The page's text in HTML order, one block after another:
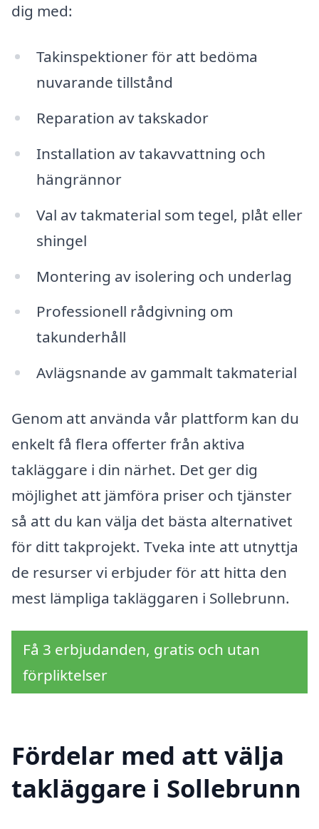
dig med:
Takinspektioner för att bedöma
nuvarande tillstånd
Reparation av takskador
Installation av takavvattning och
hängrännor
Val av takmaterial som tegel, plåt eller
shingel
Montering av isolering och underlag
Professionell rådgivning om
takunderhåll
Avlägsnande av gammalt takmaterial
Genom att använda vår plattform kan du
enkelt få flera offerter från aktiva
takläggare i din närhet. Det ger dig
möjlighet att jämföra priser och tjänster
så att du kan välja det bästa alternativet
för ditt takprojekt. Tveka inte att utnyttja
de resurser vi erbjuder för att hitta den
mest lämpliga takläggaren i Sollebrunn.
Få 3 erbjudanden, gratis och utan
förpliktelser
Fördelar med att välja
takläggare i Sollebrunn